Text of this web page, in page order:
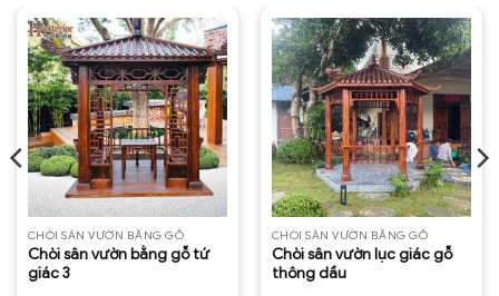
CHÒI SÂN VƯỜN BẰNG GỖ
Chòi sân vườn bằng gỗ tứ
giác 3
CHÒI SÂN VƯỜN BẰNG GỖ
Chòi sân vườn lục giác gỗ
thông dầu